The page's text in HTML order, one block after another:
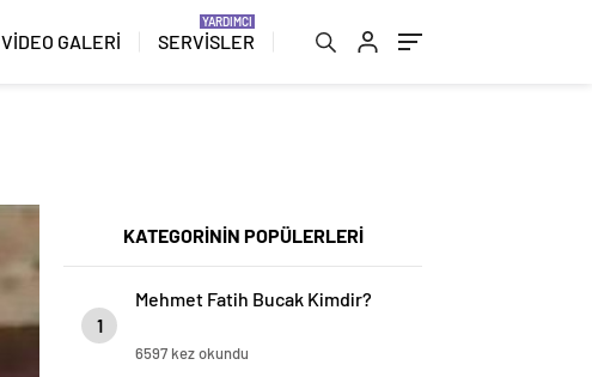
VİDEO GALERİ SERVİSLER
KATEGORİNİN POPÜLERLERİ
1
Mehmet Fatih Bucak Kimdir?
6597 kez okundu